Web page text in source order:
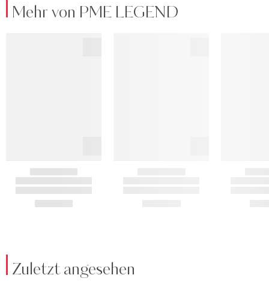
Mehr von PME LEGEND
Zuletzt angesehen